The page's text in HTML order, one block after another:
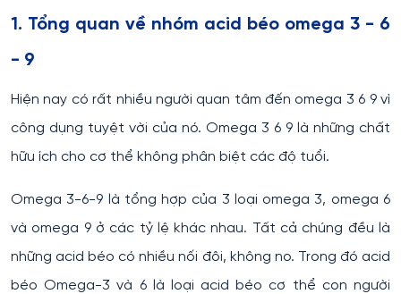
1. Tổng quan về nhóm acid béo omega 3 - 6
- 9
Hiện nay có rất nhiều người quan tâm đến omega 3 6 9 vì
công dụng tuyệt vời của nó. Omega 3 6 9 là những chất
hữu ích cho cơ thể không phân biệt các độ tuổi.
Omega 3-6-9 là tổng hợp của 3 loại omega 3, omega 6
và omega 9 ở các tỷ lệ khác nhau. Tất cả chúng đều là
những acid béo có nhiều nối đôi, không no. Trong đó acid
béo Omega-3 và 6 là loại acid béo cơ thể con người